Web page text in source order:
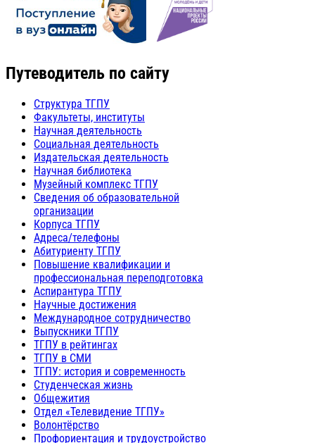
Путеводитель по сайту
Структура ТГПУ
Факультеты, институты
Научная деятельность
Социальная деятельность
Издательская деятельность
Научная библиотека
Музейный комплекс ТГПУ
Сведения об образовательной
организации
Корпуса ТГПУ
Адреса/телефоны
Абитуриенту ТГПУ
Повышение квалификации и
профессиональная переподготовка
Аспирантура ТГПУ
Научные достижения
Международное сотрудничество
Выпускники ТГПУ
ТГПУ в рейтингах
ТГПУ в СМИ
ТГПУ: история и современность
Студенческая жизнь
Общежития
Отдел «Телевидение ТГПУ»
Волонтёрство
Профориентация и трудоустройство